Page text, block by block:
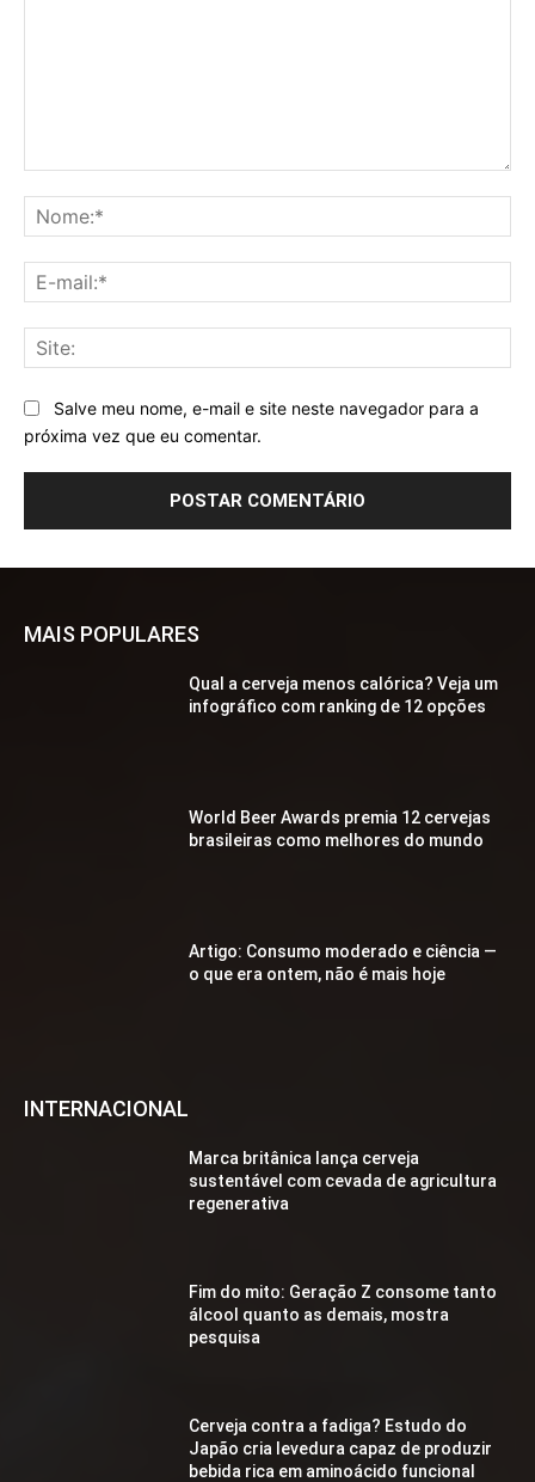
Salve meu nome, e-mail e site neste navegador para a
próxima vez que eu comentar.
MAIS POPULARES
Qual a cerveja menos calórica? Veja um
infográfico com ranking de 12 opções
World Beer Awards premia 12 cervejas
brasileiras como melhores do mundo
Artigo: Consumo moderado e ciência —
o que era ontem, não é mais hoje
INTERNACIONAL
Marca britânica lança cerveja
sustentável com cevada de agricultura
regenerativa
Fim do mito: Geração Z consome tanto
álcool quanto as demais, mostra
pesquisa
Cerveja contra a fadiga? Estudo do
Japão cria levedura capaz de produzir
bebida rica em aminoácido funcional